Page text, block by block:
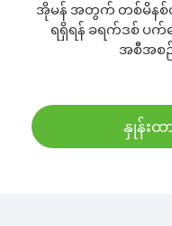
အိုမန် အတွက် တစ်မိနစ်လ
ရရှိရန် ခရက်ဒစ် ပက်
အစီအစ
နှုန်းထ